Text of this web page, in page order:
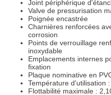
Joint périphérique
Valve de pressurisation
Poignée encastrée
Charnières renforcées
corrosion
Points de verrouillage
inoxydable
Emplacements internes
fixation
Plaque nominative en
Température d'utilisation
Flottabilité maximale :